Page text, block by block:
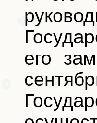
его